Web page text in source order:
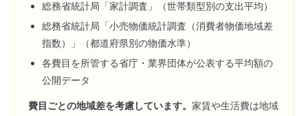
総務省統計局「家計調査」（世帯類型別の支出平均）
総務省統計局「小売物価統計調査（消費者物価地域差
指数）」（都道府県別の物価水準）
各費目を所管する省庁・業界団体が公表する平均額の
公開データ
費目ごとの地域差を考慮しています。 家賃や生活費は地域